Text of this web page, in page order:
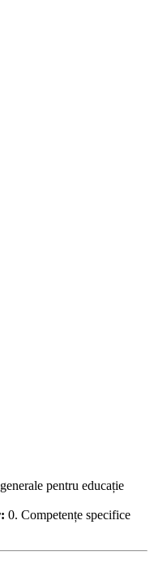
pentru educație
0. Competențe specifice